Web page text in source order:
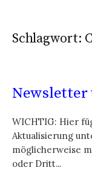
Schlagwort:
Newsletter
WICHTIG: Hier
Aktualisierung
möglicherweise
oder Dritt...